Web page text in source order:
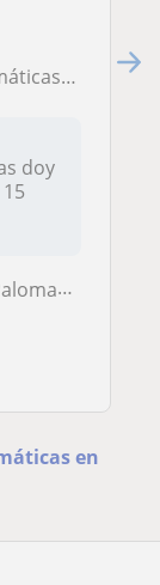
Química
doy
del Río
en